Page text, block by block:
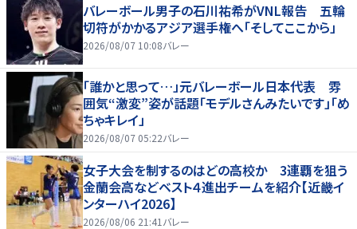
バレーボール男子の石川祐希がVNL報告 五輪
切符がかかるアジア選手権へ「そしてここから」
2026/08/07 10:08バレー
「誰かと思って…」元バレーボール日本代表 雰
囲気“激変”姿が話題「モデルさんみたいです」「め
ちゃキレイ」
2026/08/07 05:22バレー
女子大会を制するのはどの高校か 3連覇を狙う
金蘭会高などベスト４進出チームを紹介【近畿イ
ンターハイ2026】
2026/08/06 21:41 バレー